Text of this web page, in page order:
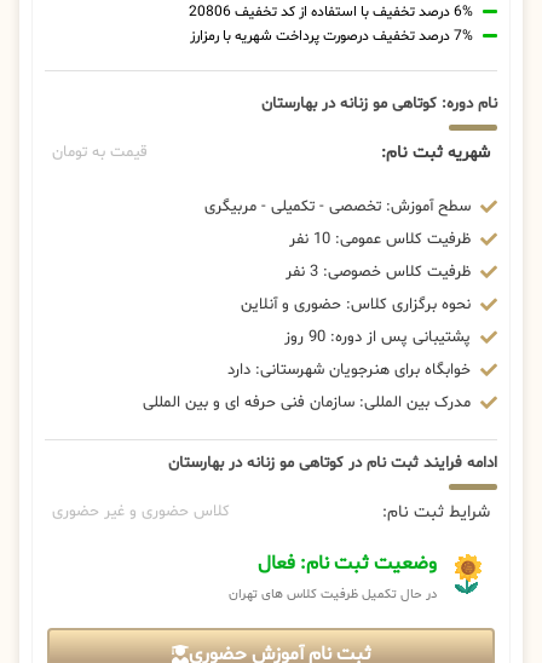
6% درصد تخفیف با استفاده از کد تخفیف 20806
7% درصد تخفیف درصورت پرداخت شهریه با رمزارز
نام دوره: کوتاهی مو زنانه در بهارستان
شهریه ثبت نام: قیمت به تومان
سطح آموزش: تخصصی - تکمیلی - مربیگری
ظرفیت کلاس عمومی: 10 نفر
ظرفیت کلاس خصوصی: 3 نفر
نحوه برگزاری کلاس: حضوری و آنلاین
پشتیبانی پس از دوره: 90 روز
خوابگاه برای هنرجویان شهرستانی: دارد
مدرک بین المللی: سازمان فنی حرفه ای و بین المللی
ادامه فرایند ثبت نام در کوتاهی مو زنانه در بهارستان
شرایط ثبت نام: کلاس حضوری و غیر حضوری
وضعیت ثبت نام: فعال
در حال تکمیل ظرفیت کلاس های تهران
ثبت نام آموزش حضوری